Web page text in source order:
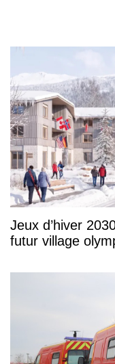
Jeux d’hiver
futur village